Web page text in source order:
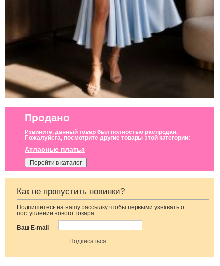
Продано
Извините, данный товар был полностью распродан.
Пожалуйста, посмотрите другие товары этой категории:
Атласные платья
Перейти в каталог
Как не пропустить новинки?
Подпишитесь на нашу рассылку чтобы первыми узнавать о
поступлении нового товара.
Ваш E-mail
Атласное платье
миди длины на
запах с рукавом
шоколадного
Коктейльное
короткое платье-
шоколадного
цвета
Вечернее